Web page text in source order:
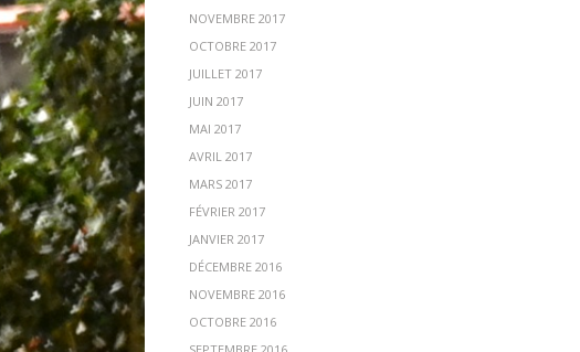
NOVEMBRE 2017
OCTOBRE 2017
JUILLET 2017
JUIN 2017
MAI 2017
AVRIL 2017
MARS 2017
FÉVRIER 2017
JANVIER 2017
DÉCEMBRE 2016
NOVEMBRE 2016
OCTOBRE 2016